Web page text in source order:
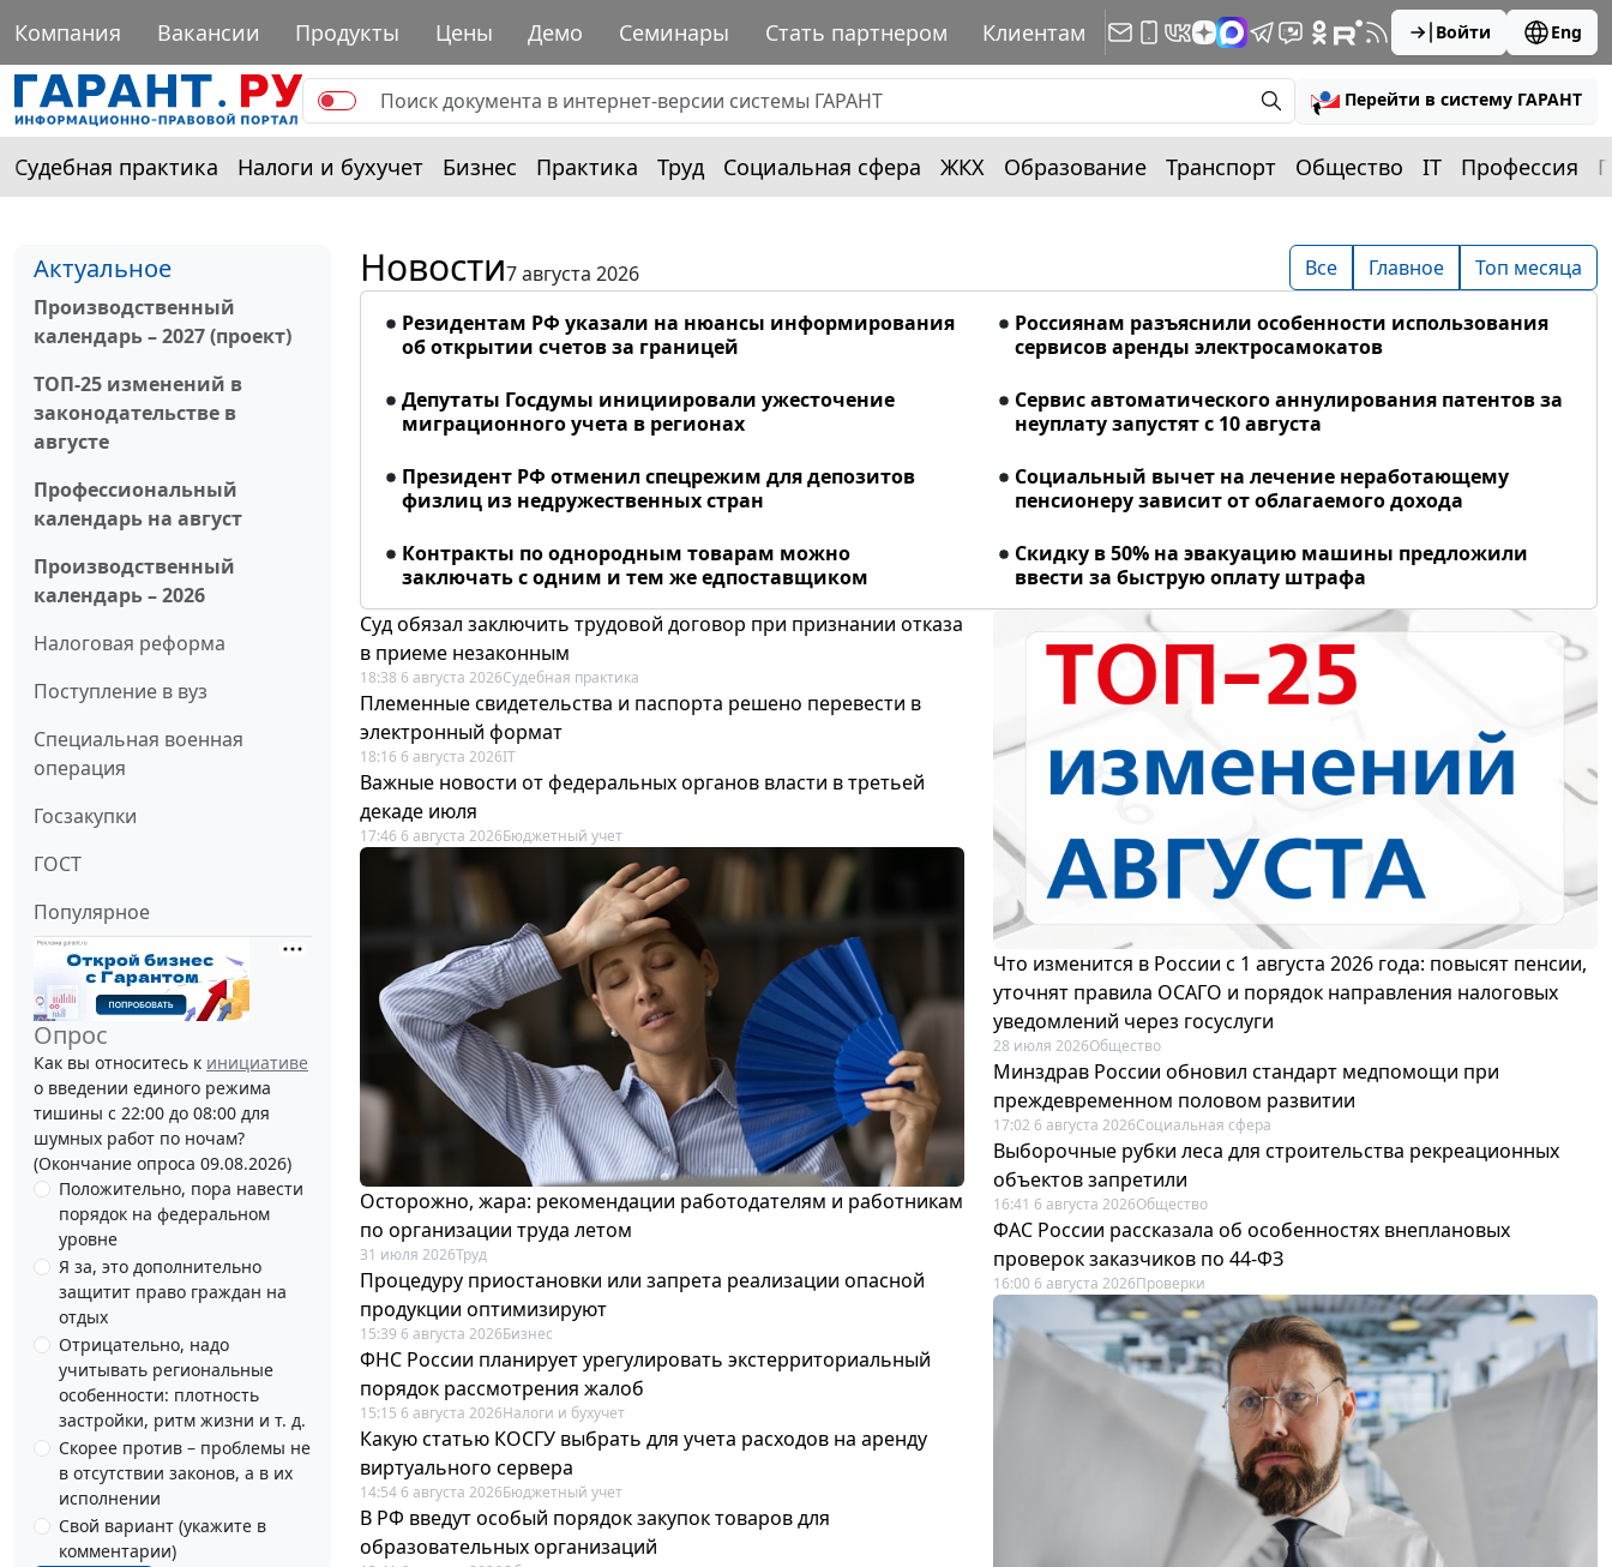
Компания Вакансии Продукты Цены Демо Семинары Стать партнером Клиентам Войти Eng
Перейти в систему ГАРАНТ
Судебная практика Налоги и бухучет Бизнес Практика Труд Социальная сфера ЖКХ Образование Транспорт Общество IT Профессия
Актуальное
Производственный
календарь – 2027 (проект)
ТОП-25 изменений в
законодательстве в
августе
Профессиональный
календарь на август
Производственный
календарь – 2026
Налоговая реформа
Поступление в вуз
Специальная военная
операция
Госзакупки
ГОСТ
Популярное
Опрос
Как вы относитесь к инициативе
о введении единого режима
тишины с 22:00 до 08:00 для
шумных работ по ночам?
(Окончание опроса 09.08.2026)
Положительно, пора навести
порядок на федеральном
уровне
Я за, это дополнительно
защитит право граждан на
отдых
Отрицательно, надо
учитывать региональные
особенности: плотность
застройки, ритм жизни и т. д.
Скорее против – проблемы не
в отсутствии законов, а в их
исполнении
Свой вариант (укажите в
комментарии)
Новости7 августа 2026 Все Главное Топ месяца
Резидентам РФ указали на нюансы информирования
об открытии счетов за границей
Россиянам разъяснили особенности использования
сервисов аренды электросамокатов
Депутаты Госдумы инициировали ужесточение
миграционного учета в регионах
Сервис автоматического аннулирования патентов за
неуплату запустят с 10 августа
Президент РФ отменил спецрежим для депозитов
физлиц из недружественных стран
Социальный вычет на лечение неработающему
пенсионеру зависит от облагаемого дохода
Контракты по однородным товарам можно
заключать с одним и тем же едпоставщиком
Скидку в 50% на эвакуацию машины предложили
ввести за быструю оплату штрафа
Суд обязал заключить трудовой договор при признании отказа
в приеме незаконным
18:38 6 августа 2026Судебная практика
Племенные свидетельства и паспорта решено перевести в
электронный формат
18:16 6 августа 2026IT
Важные новости от федеральных органов власти в третьей
декаде июля
17:46 6 августа 2026Бюджетный учет
Осторожно, жара: рекомендации работодателям и работникам
по организации труда летом
31 июля 2026Труд
Процедуру приостановки или запрета реализации опасной
продукции оптимизируют
15:39 6 августа 2026Бизнес
ФНС России планирует урегулировать экстерриториальный
порядок рассмотрения жалоб
15:15 6 августа 2026Налоги и бухучет
Какую статью КОСГУ выбрать для учета расходов на аренду
виртуального сервера
14:54 6 августа 2026Бюджетный учет
В РФ введут особый порядок закупок товаров для
образовательных организаций
Что изменится в России с 1 августа 2026 года: повысят пенсии,
уточнят правила ОСАГО и порядок направления налоговых
уведомлений через госуслуги
28 июля 2026Общество
Минздрав России обновил стандарт медпомощи при
преждевременном половом развитии
17:02 6 августа 2026Социальная сфера
Выборочные рубки леса для строительства рекреационных
объектов запретили
16:41 6 августа 2026Общество
ФАС России рассказала об особенностях внеплановых
проверок заказчиков по 44-ФЗ
16:00 6 августа 2026Проверки